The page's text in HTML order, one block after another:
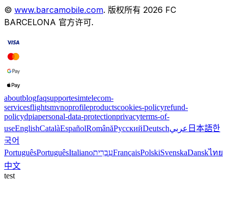
© www.barcamobile.com. 版权所有 2026 FC
BARCELONA 官方许可.
aboutblogfaqsupportesimtelecom-
servicesflightsmvnoprofileproductscookies-policyrefund-
policydpiapersonal-data-protectionprivacyterms-of-
useEnglishCatalàEspañolRomânăРусскийDeutschعربي 日本語한
국어
PortuguêsPortuguêsItalianoעִבְרִיתFrançaisPolskiSvenskaDanskไทย
中文
test